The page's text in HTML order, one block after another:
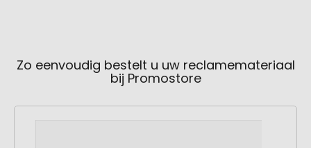
Zo eenvoudig bestelt u uw reclamemateriaal
bij Promostore